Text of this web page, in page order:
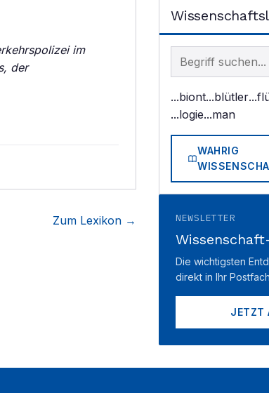
im
der
Zum Lexikon →
Begriff im Lexikon
...biont...blütler
...logie...man
WAHRIG
NEWSLETTER
Die wichtigsten
direkt in Ihr
JETZT